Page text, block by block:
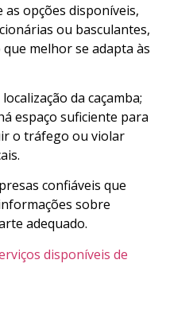
as opções disponíveis,
ou basculantes,
melhor se adapta às
da caçamba;
espaço suficiente para
o tráfego ou violar
confiáveis que
sobre
adequado.
disponíveis de